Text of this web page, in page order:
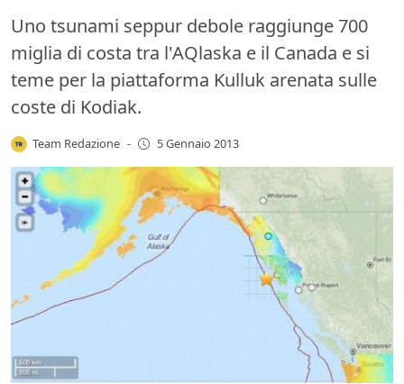
Uno tsunami seppur debole raggiunge 700
miglia di costa tra l'AQlaska e il Canada e si
teme per la piattaforma Kulluk arenata sulle
coste di Kodiak.
Team Redazione - 5 Gennaio 2013